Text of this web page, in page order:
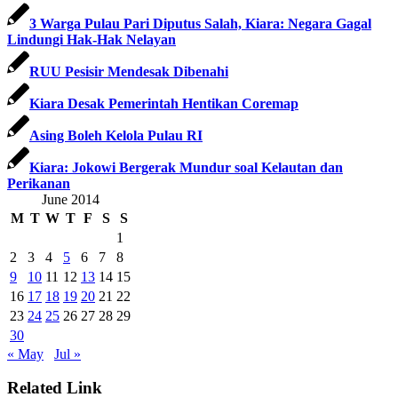
3 Warga Pulau Pari Diputus Salah, Kiara: Negara Gagal
Lindungi Hak-Hak Nelayan
RUU Pesisir Mendesak Dibenahi
Kiara Desak Pemerintah Hentikan Coremap
Asing Boleh Kelola Pulau RI
Kiara: Jokowi Bergerak Mundur soal Kelautan dan
Perikanan
June 2014
M T W T F S
S
1
2
3 4 5 6 7
8
9
10 11 12 13 14 15
16 17 18 19 20 21 22
23 24 25 26 27 28 29
30
« May
Jul »
Related Link